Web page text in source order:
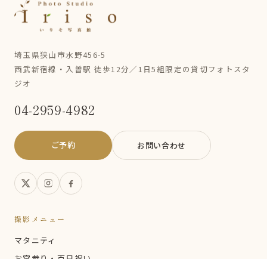
埼玉県狭山市水野456-5
西武新宿線・入曽駅 徒歩12分／1日5組限定の貸切フォトスタ
ジオ
04-2959-4982
ご予約 お問い合わせ
撮影メニュー
マタニティ